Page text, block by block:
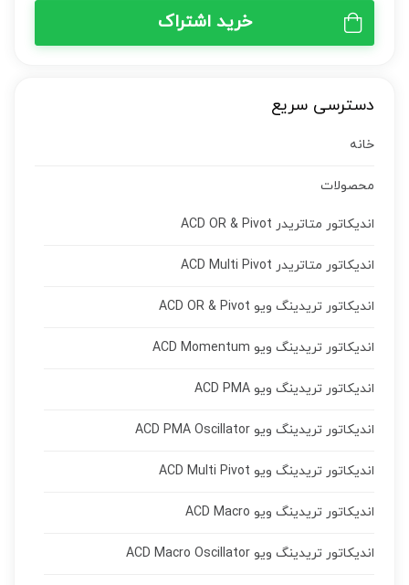
خرید اشتراک
دسترسی سریع
خانه
محصولات
اندیکاتور متاتریدر ACD OR & Pivot
اندیکاتور متاتریدر ACD Multi Pivot
اندیکاتور تریدینگ ویو ACD OR & Pivot
اندیکاتور تریدینگ ویو ACD Momentum
اندیکاتور تریدینگ ویو ACD PMA
اندیکاتور تریدینگ ویو ACD PMA Oscillator
اندیکاتور تریدینگ ویو ACD Multi Pivot
اندیکاتور تریدینگ ویو ACD Macro
اندیکاتور تریدینگ ویو ACD Macro Oscillator